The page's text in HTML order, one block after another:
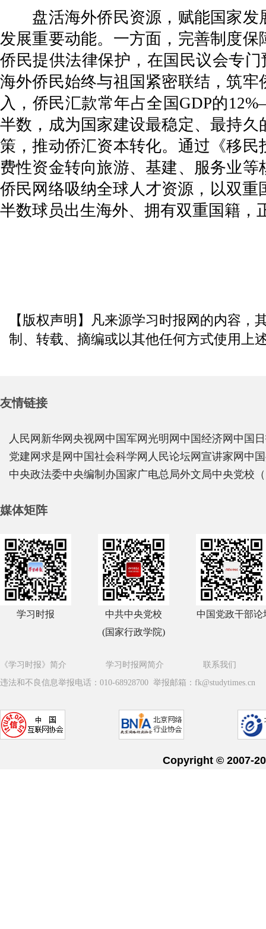
盘活海外侨民资源，赋能国家发
发展重要动能。一方面，完善制度
侨民提供法律保护，在国民议会专
海外侨民始终与祖国紧密联结，筑
入，侨民汇款常年占全国GDP的
半数，成为国家建设最稳定、最持
策，推动侨汇资本转化。通过《移
费性资金转向旅游、基建、服务业
侨民网络吸纳全球人才资源，以双
半数球员出生海外、拥有双重国籍，
【版权声明】凡来源学习时报网的内容
制、转载、摘编或以其他任何方式使用上
友情链接
人民网 新华网 央视网 中国军网 光明网 中国经济网 中国
党建网 求是网 中国社会科学网 人民论坛网 宣讲家网 中
中央政法委中央编制办国家广电总局外文局中央党校
媒体矩阵
学习时报
中共中央党校
(国家行政学院)
中国党政干部论
《学习时报》简介 学习时报网简介
联系我们
违法和不良信息举报电话：010-68928700 举报邮箱：fk@studytimes.cn
Copyright © 2007-